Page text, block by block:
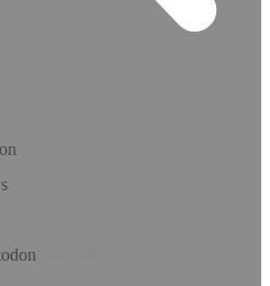
Hol dir die App!